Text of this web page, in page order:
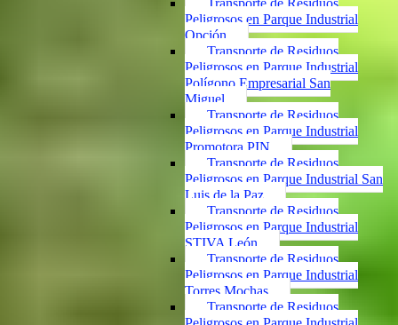
Transporte de Residuos
Peligrosos en Parque Industrial
Opción
Transporte de Residuos
Peligrosos en Parque Industrial
Polígono Empresarial San
Miguel
Transporte de Residuos
Peligrosos en Parque Industrial
Promotora PIN
Transporte de Residuos
Peligrosos en Parque Industrial San
Luis de la Paz
Transporte de Residuos
Peligrosos en Parque Industrial
STIVA León
Transporte de Residuos
Peligrosos en Parque Industrial
Torres Mochas
Transporte de Residuos